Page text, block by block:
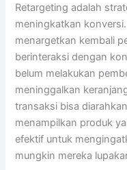
Retargeting adalah
meningkatkan
menargetkan kembali
berinteraksi dengan
belum melakukan
meninggalkan
transaksi bisa
menampilkan produk
efektif untuk
mungkin mereka